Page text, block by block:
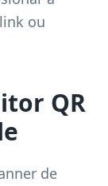
ou
QR
de